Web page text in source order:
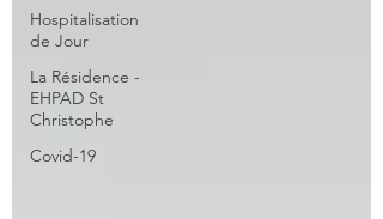
Hospitalisation
de Jour
La Résidence -
EHPAD St
Christophe
Covid-19